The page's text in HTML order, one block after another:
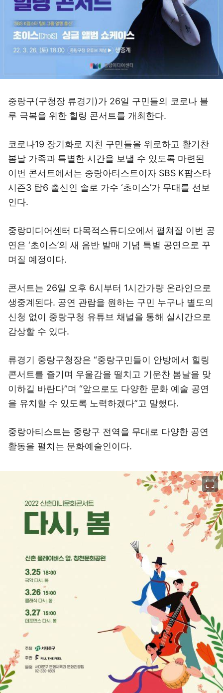
중랑구(구청장 류경기)가 26일 구민들의 코로나 블
루 극복을 위한 힐링 콘서트를 개최한다.
코로나19 장기화로 지친 구민들을 위로하고 활기찬
봄날 가족과 특별한 시간을 보낼 수 있도록 마련된
이번 콘서트에서는 중랑아티스트이자 SBS K팝스타
시즌3 탑6 출신인 솔로 가수 ‘초이스’가 무대를 선보
인다.
중랑미디어센터 다목적스튜디오에서 펼쳐질 이번 공
연은 ‘초이스’의 새 음반 발매 기념 특별 공연으로 꾸
며질 예정이다.
콘서트는 26일 오후 6시부터 1시간가량 온라인으로
생중계된다. 공연 관람을 원하는 구민 누구나 별도의
신청 없이 중랑구청 유튜브 채널을 통해 실시간으로
감상할 수 있다.
류경기 중랑구청장은 “중랑구민들이 안방에서 힐링
콘서트를 즐기며 우울감을 떨치고 기운찬 봄날을 맞
이하길 바란다”며 “앞으로도 다양한 문화 예술 공연
을 유치할 수 있도록 노력하겠다”고 말했다.
중랑아티스트는 중랑구 전역을 무대로 다양한 공연
활동을 펼치는 문화예술인이다.